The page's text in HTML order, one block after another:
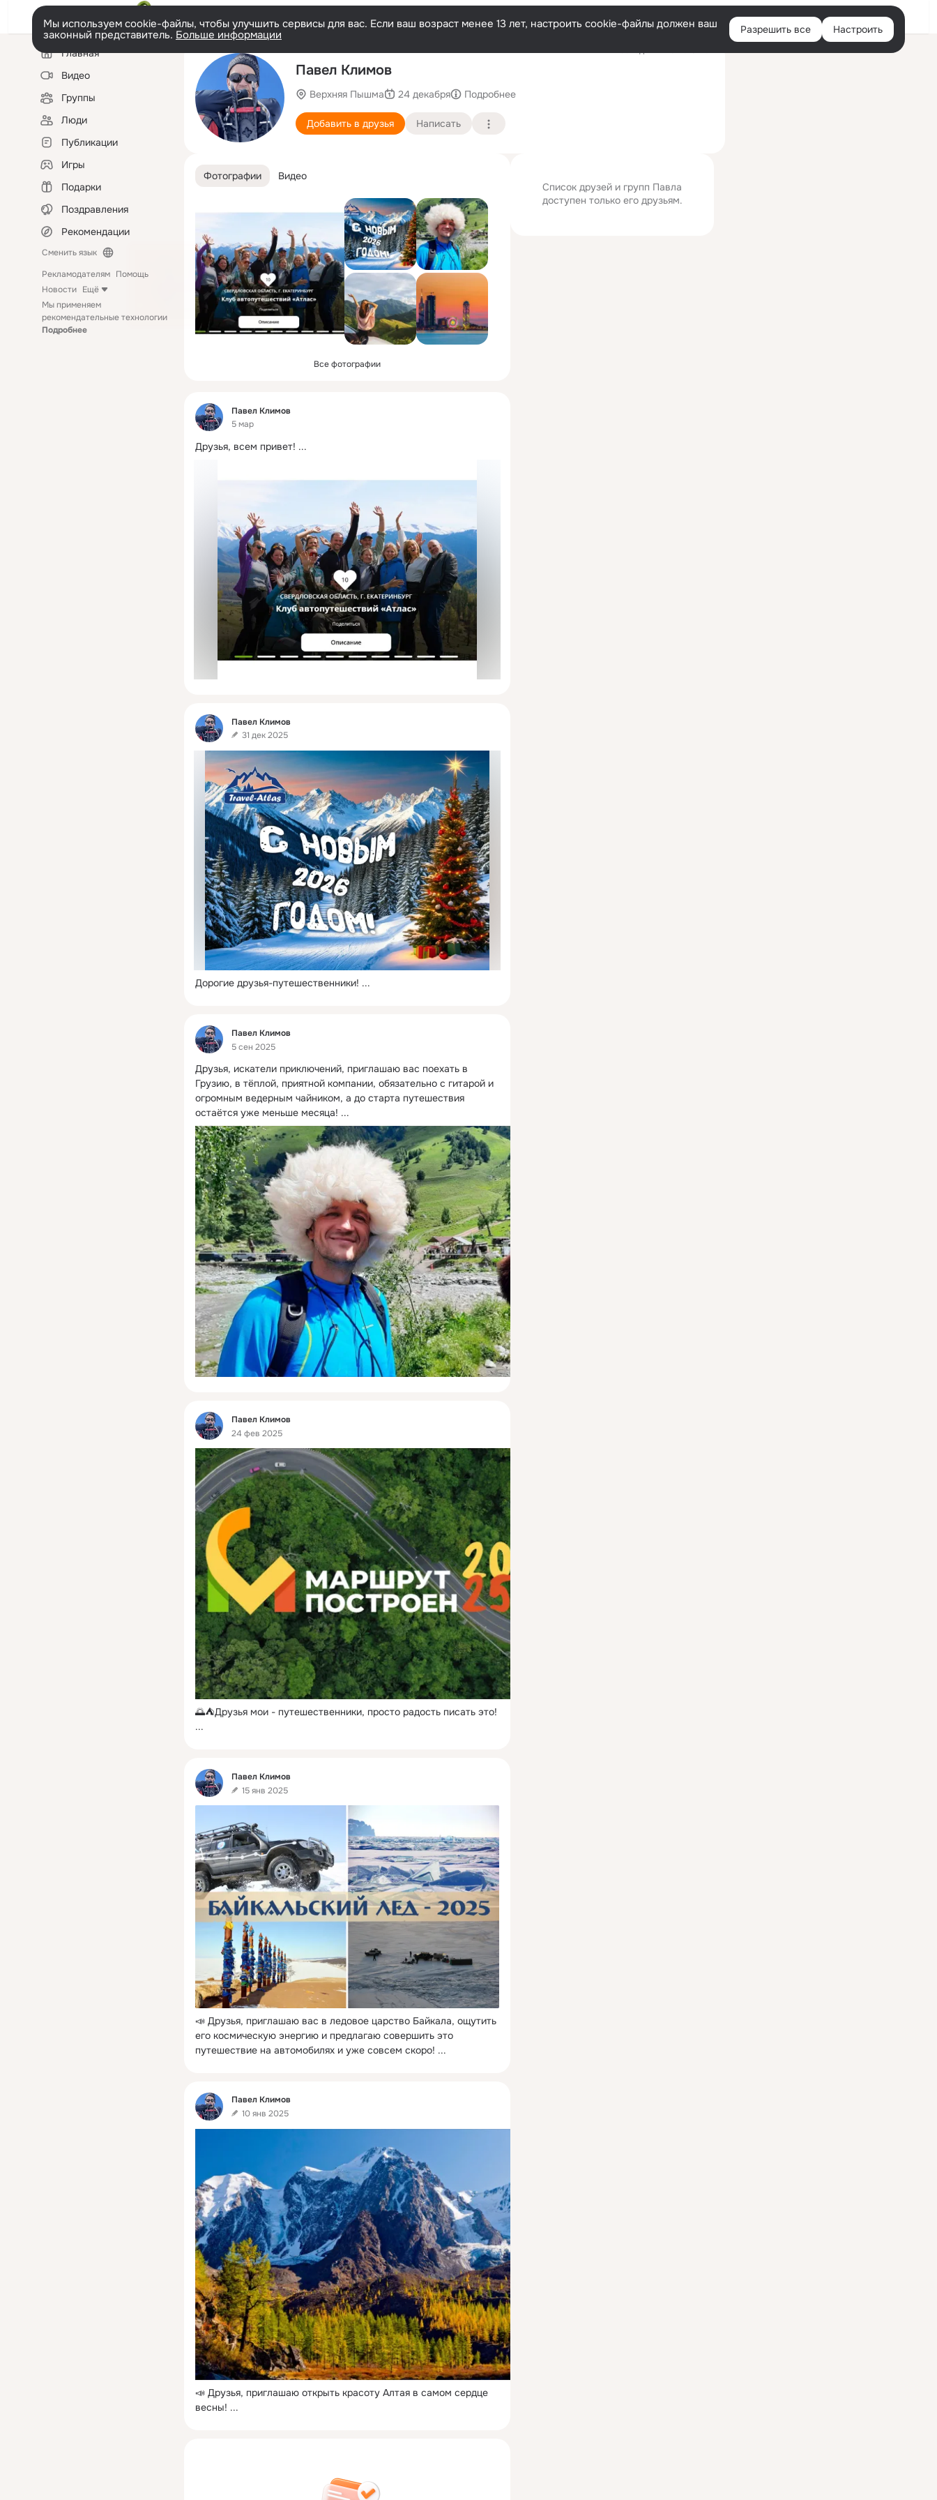
Войти
Мы используем cookie-файлы, чтобы улучшить сервисы для вас. Если ваш возраст менее 13 лет, настроить cookie-файлы должен ваш
законный представитель. Больше информации Разрешить все Настроить
Левая
колонкаГлавная
Видео
Группы
Люди
Публикации
Игры
Подарки
Поздравления
Рекомендации
Сменить язык
Рекламодателям Помощь
Новости Ещё
Мы применяем
рекомендательные технологии
Подробнее
Павел Климов
Верхняя Пышма 24 декабря Подробнее
Добавить в друзья Написать
Фотографии Видео
Все фотографии
Фид
Павел Климов
5 мар
Друзья, всем привет! ...
Фид
Павел Климов
31 дек 2025
Дорогие друзья-путешественники! ...
Фид
Павел Климов
5 сен 2025
Друзья, искатели приключений, приглашаю вас поехать в
Грузию, в тёплой, приятной компании, обязательно с гитарой и
огромным ведерным чайником, а до старта путешествия
остаётся уже меньше месяца! ...
Фид
Павел Климов
24 фев 2025
🌅⛺Друзья мои - путешественники, просто радость писать это!
...
Фид
Павел Климов
15 янв 2025
📣 Друзья, приглашаю вас в ледовое царство Байкала, ощутить
его космическую энергию и предлагаю совершить это
путешествие на автомобилях и уже совсем скоро! ...
Фид
Павел Климов
10 янв 2025
📣 Друзья, приглашаю открыть красоту Алтая в самом сердце
весны! ...
Список друзей и групп Павла
доступен только его друзьям.